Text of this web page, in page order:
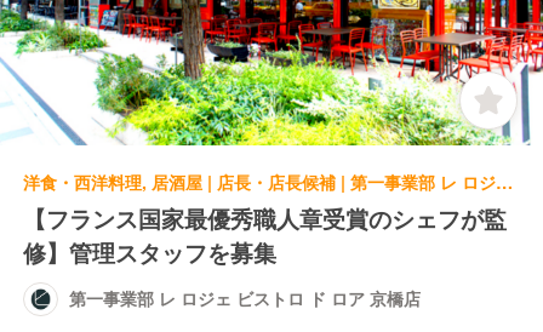
洋食・西洋料理, 居酒屋 | 店長・店長候補 | 第一事業部 レ ロジェ ビストロ ド ロア 京橋店
【フランス国家最優秀職人章受賞のシェフが監
修】管理スタッフを募集
第一事業部 レ ロジェ ビストロ ド ロア 京橋店